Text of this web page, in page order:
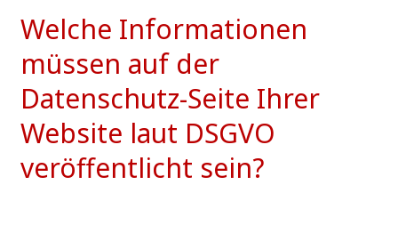
Welche Informationen
müssen auf der
Datenschutz-Seite Ihrer
Website laut DSGVO
veröffentlicht sein?
müssen
der
Datenschutz-
Seite
Ihrer
Website